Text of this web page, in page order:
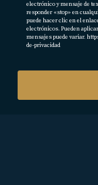
Marina
Cabo Villas
electrónico y mensaje de
responder «stop» en
puede hacer clic en el
electrónicos. Pueden
mensajes puede variar.
de-privacidad